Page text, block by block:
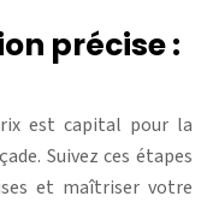
précise :
est capital pour la
Suivez ces étapes
et maîtriser votre